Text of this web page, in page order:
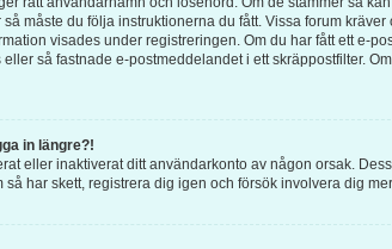
måste du följa instruktionerna du fått. Vissa forum
visades under registreringen. Om du har fått ett e-
så fastnade e-postmeddelandet i ett skräppostfilter.
in längre?!
eller inaktiverat ditt användarkonto av någon orsak.
har skett, registrera dig igen och försök involvera dig